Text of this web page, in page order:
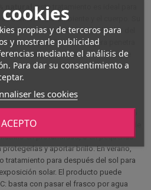
propias y de terceros para
y mostrarle publicidad
mediante el análisis de
Para dar su consentimiento a
les cookies
ACEPTO
, este tratamiento es ideal para
con el medio ambiente y el cuerpo. Su
evoca inmediatamente el calor del
turquesas. Su textura ligera penetra
grasa, para una piel satinada que
cabello, puede utilizarse como baño de
en profundidad, o en pequeñas
y aportar brillo. En verano,
tratamiento para después del sol para
solar. El producto puede
basta con pasar el frasco por agua